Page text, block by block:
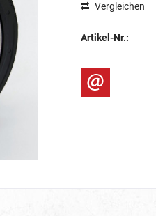
Vergleichen
Artikel-Nr.: